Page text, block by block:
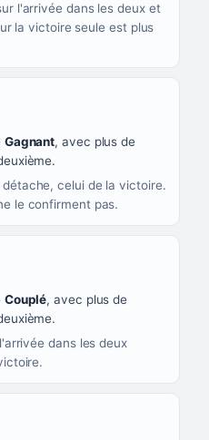
l'arrivée dans les deux et
la victoire seule est plus
bleu roi
Gagnant, avec plus de
celui de la victoire.
le confirment pas.
verte
Couplé, avec plus de
dans les deux
turquoise